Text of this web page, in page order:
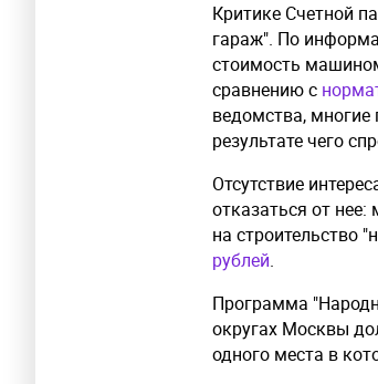
Критике Счетной
гараж". По
стоимость
сравнению с
ведомства, многие
результате чего
Отсутствие
отказаться от
на строительство
рублей.
Программа
округах Москвы
одного места в